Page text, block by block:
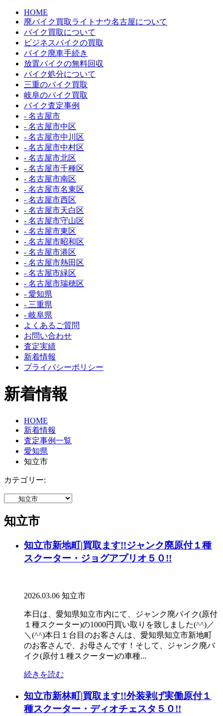
HOME
廃バイク買取ライトナウ名古屋について
バイク買取について
ビジネスバイクの買取
バイク廃車手続き
放置バイクの無料回収
バイク処分について
三重のバイク買取
岐阜のバイク買取
バイク査定事例
- 名古屋市
- 名古屋市中区
- 名古屋市中川区
- 名古屋市中村区
- 名古屋市北区
- 名古屋市千種区
- 名古屋市南区
- 名古屋市名東区
- 名古屋市西区
- 名古屋市天白区
- 名古屋市守山区
- 名古屋市東区
- 名古屋市昭和区
- 名古屋市港区
- 名古屋市熱田区
- 名古屋市緑区
- 名古屋市瑞穂区
- 愛知県
- 三重県
- 岐阜県
よくあるご質問
お問い合わせ
査定実績
新着情報
プライバシーポリシー
新着情報
HOME
新着情報
査定事例一覧
愛知県
知立市
カテゴリー:
知立市
知立市新地町|買取ます!!ジャンク廃原付１種
スクーター・ジョグアプリオ５０!!
2026.03.06 知立市
本日は、愛知県知立市内にて、ジャンク廃バイク(原付
１種スクーター)の1000円買い取りを致しました(^^)／
＼(^^)本日１台目のお客さんは、愛知県知立市新地町
のお客さんで、お母さんです！そして、ジャンク廃バ
イク(原付１種スクーター)の車種...
続きを読む
知立市新林町|買取ます!!外装剥げ実働原付１
種スクーター・ディオチェスタ５０!!